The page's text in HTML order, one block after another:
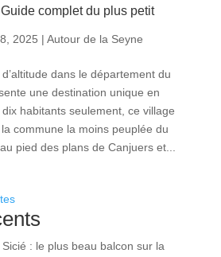
complet du plus petit
2025 | Autour de la Seyne
dans le département du
une destination unique en
habitants seulement, ce village
commune la moins peuplée du
pied des plans de Canjuers et...
: le plus beau balcon sur la